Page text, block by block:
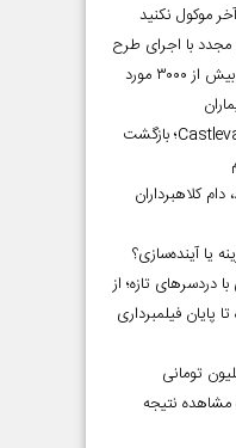
موکول نکنید
مجدد با اجرای طرح
«پرستار پیگیر» | شناسایی بیش از ۳۰۰۰ مورد
Castlevania: Belmont’s Curse؛ بازگشت
کلاهبرداران
یا آینده‌سازی؟
تازه؛ از
پایان فیلمبرداری
وام ضروری ۷۵ میلیون تومانی
نتیجه